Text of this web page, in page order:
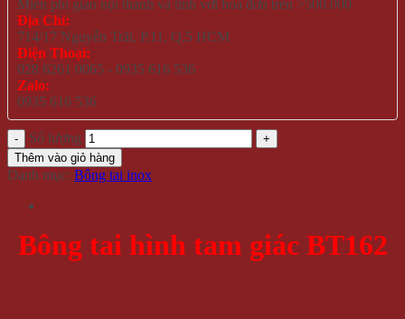
Miễn phí giao nội thành và tỉnh với hoá đơn trên >500.000
Địa Chỉ:
714/17 Nguyễn Trãi, P.11, Q.5 HCM
Điện Thoại:
028 6261 0065 - 0935 616 536
Zalo:
0935 616 536
Số lượng
Thêm vào giỏ hàng
Danh mục: Bông tai inox
Bông tai hình tam giác BT162